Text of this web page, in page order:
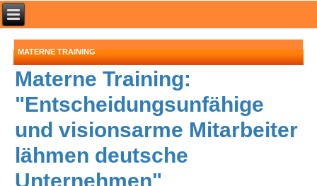
MATERNE TRAINING
Materne Training:
"Entscheidungsunfähige
und visionsarme Mitarbeiter
lähmen deutsche
Unternehmen"